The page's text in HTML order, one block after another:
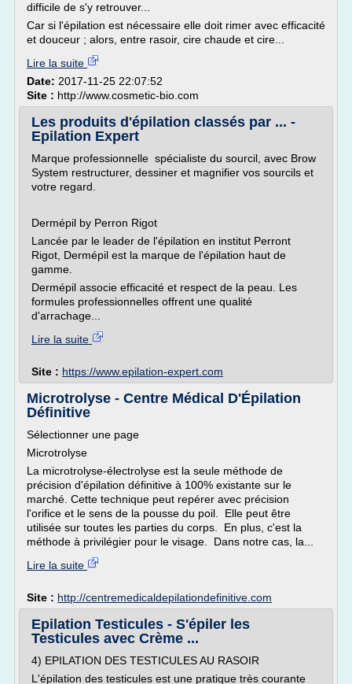
difficile de s'y retrouver...
Car si l'épilation est nécessaire elle doit rimer avec efficacité
et douceur ; alors, entre rasoir, cire chaude et cire...
Lire la suite
Date: 2017-11-25 22:07:52
Site : http://www.cosmetic-bio.com
Les produits d'épilation classés par ... -
Epilation Expert
Marque professionnelle spécialiste du sourcil, avec Brow
System restructurer, dessiner et magnifier vos sourcils et
votre regard.
Dermépil by Perron Rigot
Lancée par le leader de l'épilation en institut Perront
Rigot, Dermépil est la marque de l'épilation haut de
gamme.
Dermépil associe efficacité et respect de la peau. Les
formules professionnelles offrent une qualité
d'arrachage...
Lire la suite
Site : https://www.epilation-expert.com
Microtrolyse - Centre Médical D'Épilation
Définitive
Sélectionner une page
Microtrolyse
La microtrolyse-électrolyse est la seule méthode de
précision d'épilation définitive à 100% existante sur le
marché. Cette technique peut repérer avec précision
l'orifice et le sens de la pousse du poil. Elle peut être
utilisée sur toutes les parties du corps. En plus, c'est la
méthode à privilégier pour le visage. Dans notre cas, la...
Lire la suite
Site : http://centremedicaldepilationdefinitive.com
Epilation Testicules - S'épiler les
Testicules avec Crème ...
4) EPILATION DES TESTICULES AU RASOIR
L'épilation des testicules est une pratique très courante